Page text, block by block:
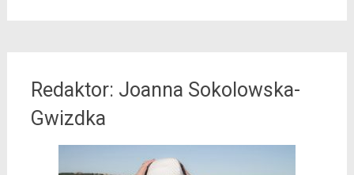
Redaktor: Joanna Sokolowska-
Gwizdka